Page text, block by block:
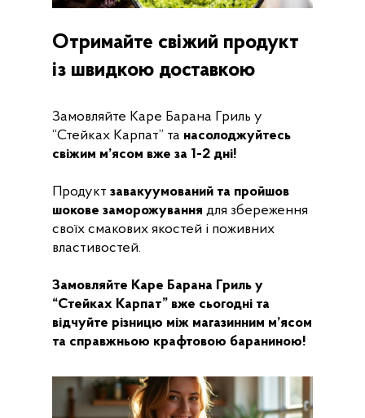
Отримайте свіжий продукт
із швидкою доставкою
Замовляйте Каре Барана Гриль у
“Стейках Карпат” та насолоджуйтесь
свіжим м’ясом вже за 1-2 дні!
Продукт завакуумований та пройшов
шокове заморожування для збереження
своїх смакових якостей і поживних
властивостей.
Замовляйте Каре Барана Гриль у
“Стейках Карпат” вже сьогодні та
відчуйте різницю між магазинним м’ясом
та справжньою крафтовою бараниною!